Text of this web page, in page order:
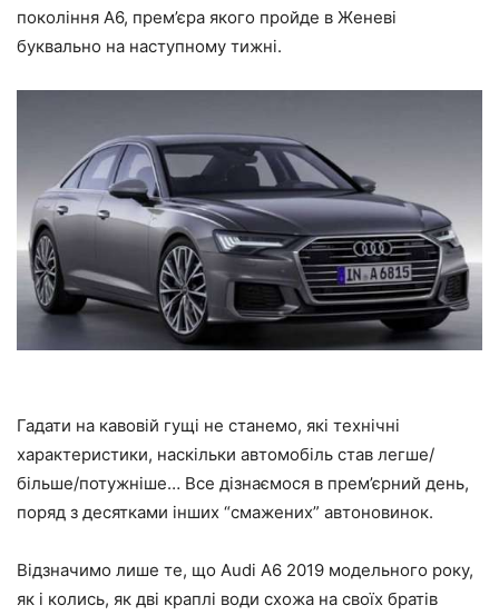
покоління A6, прем’єра якого пройде в Женеві
буквально на наступному тижні.
Гадати на кавовій гущі не станемо, які технічні
характеристики, наскільки автомобіль став легше/
більше/потужніше… Все дізнаємося в прем’єрний день,
поряд з десятками інших “смажених” автоновинок.
Відзначимо лише те, що Audi A6 2019 модельного року,
як і колись, як дві краплі води схожа на своїх братів